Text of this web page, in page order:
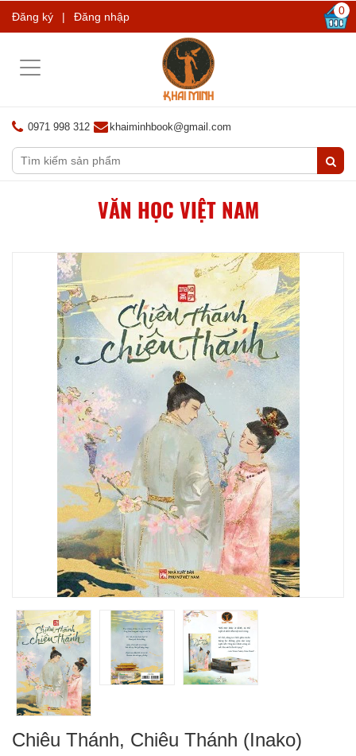
Đăng ký | Đăng nhập 0
Toggle
0971 998 312 khaiminhbook@gmail.com
VĂN HỌC VIỆT NAM
Chiêu Thánh, Chiêu Thánh (Inako)